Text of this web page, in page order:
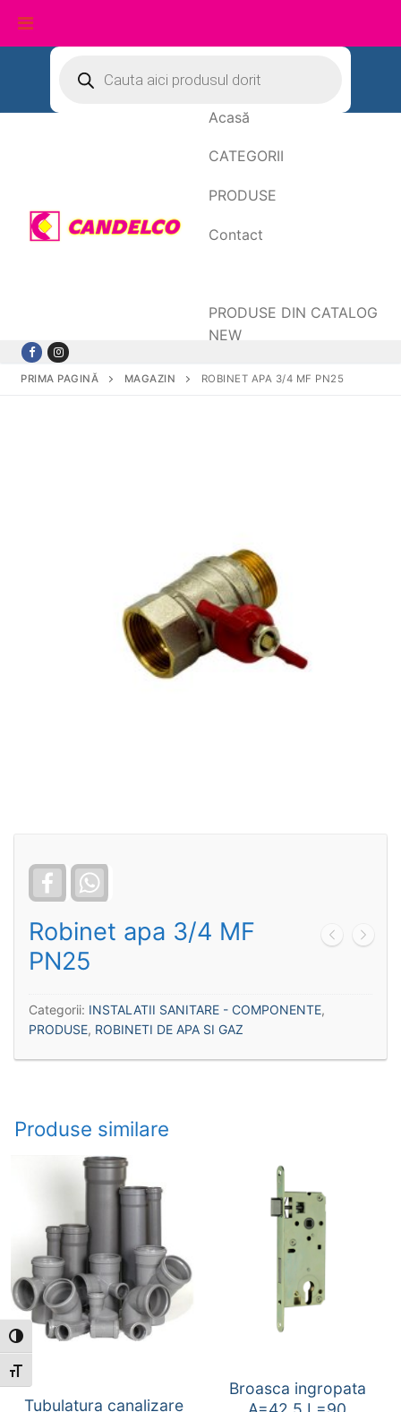
Toggle High Contrast
Toggle Font size
conținut
search
Acasă
CATEGORII
PRODUSE
Contact
PRODUSE DIN CATALOG
NEW
PRIMA PAGINĂ MAGAZIN ROBINET APA 3/4 MF PN25
Facebook
Robinet apa 3/4 MF
PN25
Categorii: INSTALATII SANITARE - COMPONENTE,
PRODUSE, ROBINETI DE APA SI GAZ
Produse similare
Tubulatura canalizare
Broasca ingropata